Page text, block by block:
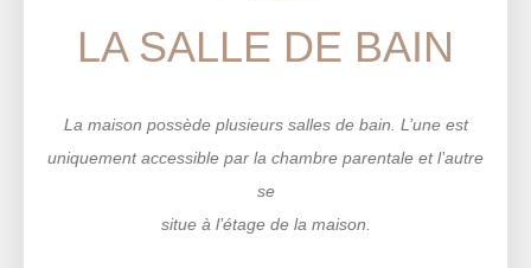
LA SALLE DE BAIN
La maison possède plusieurs salles de bain. L’une est
uniquement accessible par la chambre parentale et l’autre
se
situe à l’étage de la maison.